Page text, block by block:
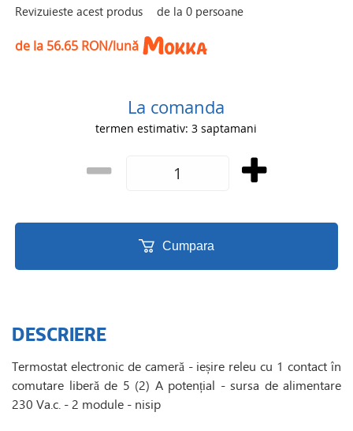
Revizuieste acest produs de la0 persoane
de la 56.65 RON/lună
La comanda
termen estimativ: 3 saptamani
Cumpara
DESCRIERE
Termostat electronic de cameră - ieșire releu cu 1 contact în
comutare liberă de 5 (2) A potențial - sursa de alimentare
230 Va.c. - 2 module - nisip